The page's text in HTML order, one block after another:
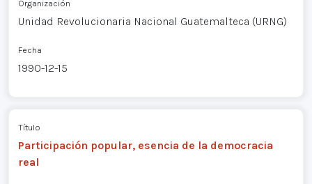
Organización
Unidad Revolucionaria Nacional Guatemalteca (URNG)
Fecha
1990-12-15
Título
Participación popular, esencia de la democracia
real